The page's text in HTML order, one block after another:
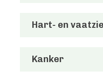
Hart- en
Kanker